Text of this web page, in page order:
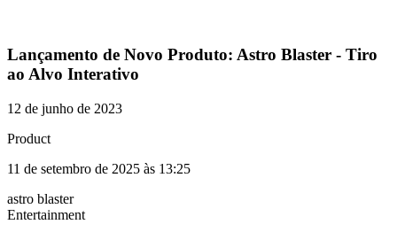
Lançamento de Novo Produto: Astro Blaster - Tiro
ao Alvo Interativo
12 de junho de 2023
Product
11 de setembro de 2025 às 13:25
astro blaster
Entertainment